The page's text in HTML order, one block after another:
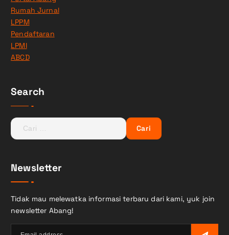
Rumah Jurnal
LPPM
Pendaftaran
LPMI
ABCD
Search
C
a
u
n
Newsletter
Tidak mau melewatka informasi terbaru dari kami, yuk join
newsletter Abang!